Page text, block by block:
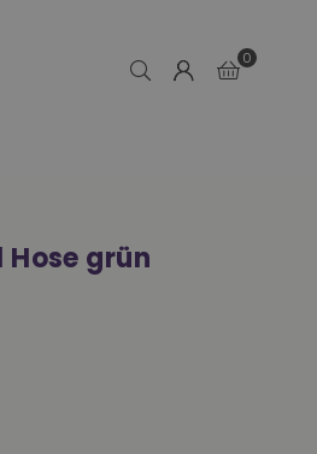
0
Hose grün